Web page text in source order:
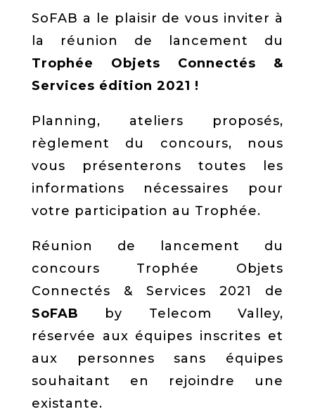
SoFAB a le plaisir de vous inviter à
la réunion de lancement du
Trophée Objets Connectés &
Services édition 2021 !
Planning, ateliers proposés,
règlement du concours, nous
vous présenterons toutes les
informations nécessaires pour
votre participation au Trophée.
Réunion de lancement du
concours Trophée Objets
Connectés & Services 2021 de
SoFAB by Telecom Valley,
réservée aux équipes inscrites et
aux personnes sans équipes
souhaitant en rejoindre une
existante.